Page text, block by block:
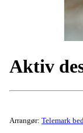
Aktiv
Arrangør: Telemark